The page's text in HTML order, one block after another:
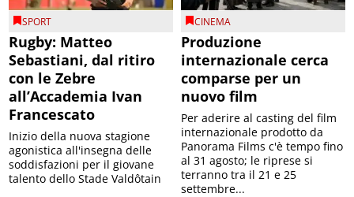
SPORT
Rugby: Matteo
Sebastiani, dal ritiro
con le Zebre
all’Accademia Ivan
Francescato
Inizio della nuova stagione
agonistica all'insegna delle
soddisfazioni per il giovane
talento dello Stade Valdôtain
CINEMA
Produzione
internazionale cerca
comparse per un
nuovo film
Per aderire al casting del film
internazionale prodotto da
Panorama Films c'è tempo fino
al 31 agosto; le riprese si
terranno tra il 21 e 25
settembre...